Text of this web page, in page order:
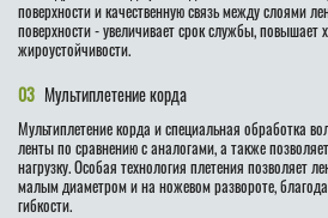
поверхности и качественную связь между слоями
поверхности - увеличивает срок службы, повышает
жироустойчивости.
03 Мультиплетение корда
Мультиплетение корда и специальная обработка
ленты по сравнению с аналогами, а также
нагрузку. Особая технология плетения позволяет
малым диаметром и на ножевом развороте,
гибкости.